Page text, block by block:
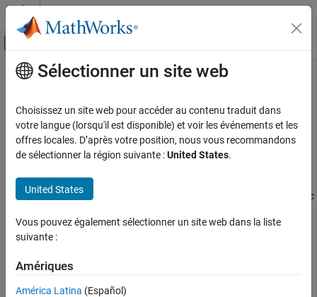
Passer au contenu
Activer/désactiver l'affichage du menu
Accueil de la documentation
Polyspace Bug Finder
Reviewing and Reporting Results
Polyspace Bug Finder Results
Coding Standards
Common Weakness Enumeration (CWE)
ON THIS PAGE
Contenu principal
CWE Rule 325
Missing Cryptographic Step
Since R2024a
expand all in page
The product does not implement a required step in a cryptographic
algorithm.
The rule checker checks for these issues:
Sélectionner un site web
Choisissez un site web pour accéder au contenu traduit dans
votre langue (lorsqu'il est disponible) et voir les événements et les
offres locales. D’après votre position, nous vous recommandons
de sélectionner la région suivante :United States.
United States
Vous pouvez également sélectionner un site web dans la liste
suivante :
Amériques
América Latina (Español)